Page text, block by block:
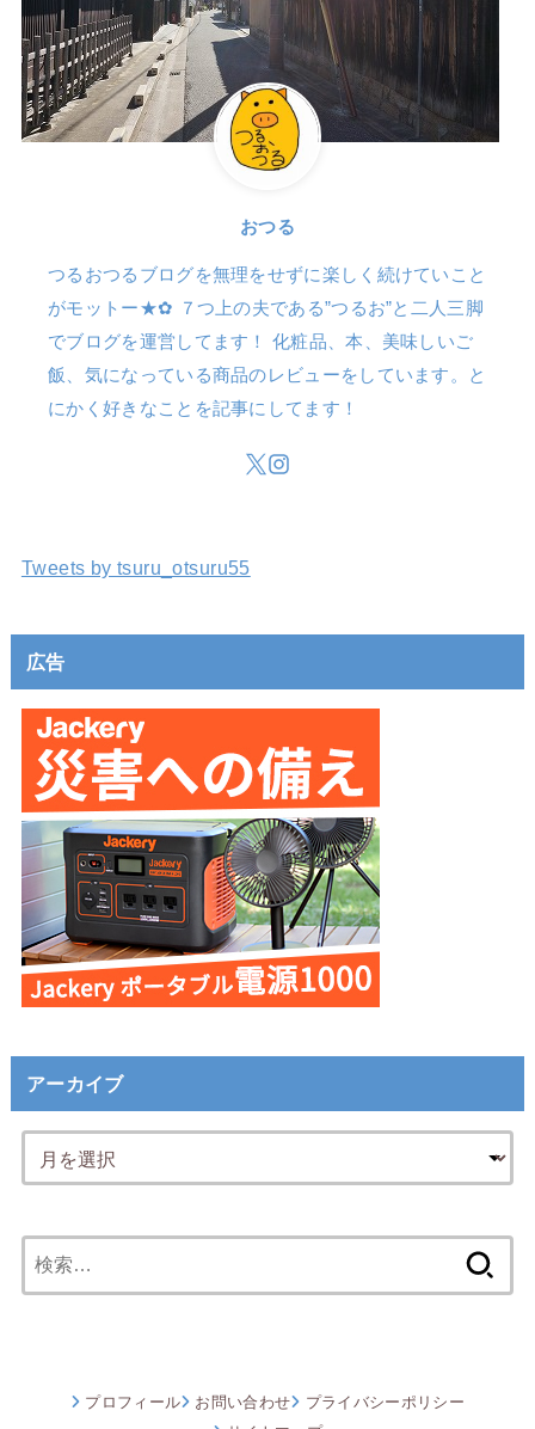
おつる
つるおつるブログを無理をせずに楽しく続けていこと
がモットー★✿ ７つ上の夫である”つるお”と二人三脚
でブログを運営してます！ 化粧品、本、美味しいご
飯、気になっている商品のレビューをしています。と
にかく好きなことを記事にしてます！
Tweets by tsuru_otsuru55
広告
アーカイブ
索:
プロフィール お問い合わせ
プライバシーポリシー